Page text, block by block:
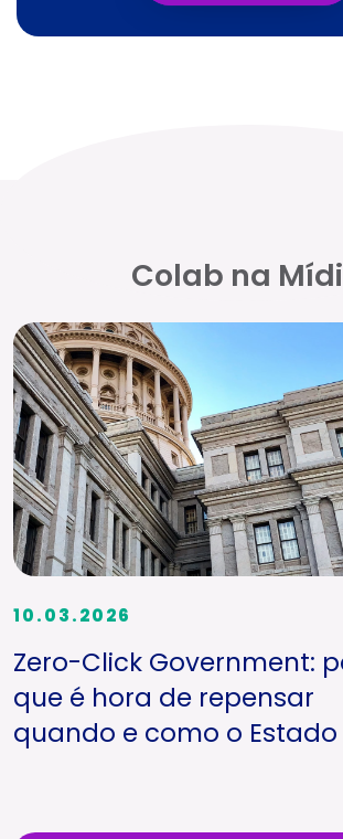
Colab na
10.03.2026
Zero-Click Government:
que é hora de repensar
quando e como o